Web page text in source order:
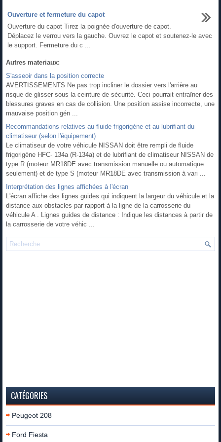
Ouverture et fermeture du capot
Ouverture du capot Tirez la poignée d'ouverture de capot.
Déplacez le verrou vers la gauche. Ouvrez le capot et soutenez-le avec
le support. Fermeture du c ...
Autres materiaux:
S'asseoir dans la position correcte
AVERTISSEMENTS Ne pas trop incliner le dossier vers l'arrière au
risque de glisser sous la ceinture de sécurité. Ceci pourrait entraîner des
blessures graves en cas de collision. Une position assise incorrecte, une
mauvaise position gén ...
Recommandations relatives au fluide frigorigène et au lubrifiant du
climatiseur (selon l'équipement)
Le climatiseur de votre véhicule NISSAN doit être rempli de fluide
frigorigène HFC- 134a (R-134a) et de lubrifiant de climatiseur NISSAN de
type R (moteur MR18DE avec transmission manuelle ou automatique
seulement) et de type S (moteur MR18DE avec transmission à vari ...
Interprétation des lignes affichées à l'écran
L'écran affiche des lignes guides qui indiquent la largeur du véhicule et la
distance aux obstacles par rapport à la ligne de la carrosserie du
véhicule A . Lignes guides de distance : Indique les distances à partir de
la carrosserie de votre véhic ...
CATÉGORIES
Peugeot 208
Ford Fiesta